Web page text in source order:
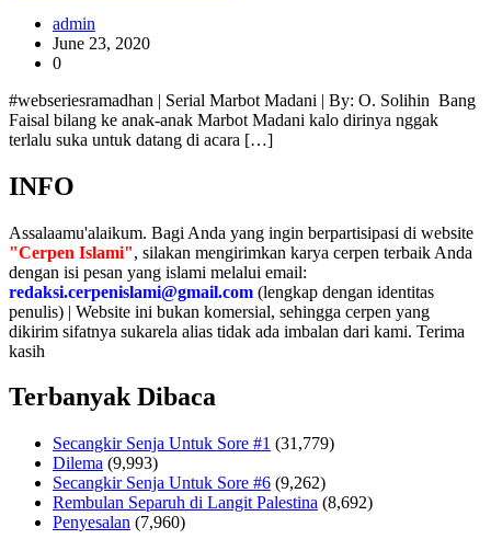
admin
June 23, 2020
0
#webseriesramadhan | Serial Marbot Madani | By: O. Solihin Bang
Faisal bilang ke anak-anak Marbot Madani kalo dirinya nggak
terlalu suka untuk datang di acara […]
INFO
Assalaamu'alaikum. Bagi Anda yang ingin berpartisipasi di website
"Cerpen Islami", silakan mengirimkan karya cerpen terbaik Anda
dengan isi pesan yang islami melalui email:
redaksi.cerpenislami@gmail.com (lengkap dengan identitas
penulis) | Website ini bukan komersial, sehingga cerpen yang
dikirim sifatnya sukarela alias tidak ada imbalan dari kami. Terima
kasih
Terbanyak Dibaca
Secangkir Senja Untuk Sore #1 (31,779)
Dilema (9,993)
Secangkir Senja Untuk Sore #6 (9,262)
Rembulan Separuh di Langit Palestina (8,692)
Penyesalan (7,960)